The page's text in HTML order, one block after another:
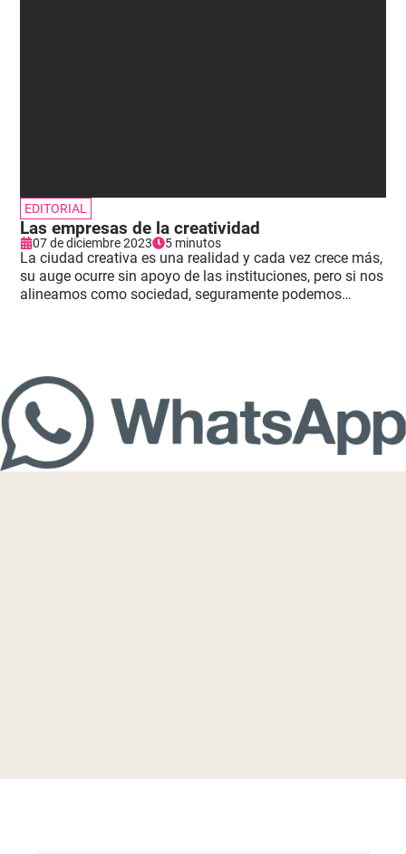
EDITORIAL
Las empresas de la creatividad
07 de diciembre 2023 5 minutos
La ciudad creativa es una realidad y cada vez crece más,
su auge ocurre sin apoyo de las instituciones, pero si nos
alineamos como sociedad, seguramente podemos